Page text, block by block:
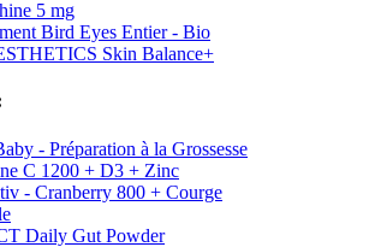
5 mg
Bird Eyes Entier - Bio
Skin Balance+
- Préparation à la Grossesse
C 1200 + D3 + Zinc
- Cranberry 800 + Courge
Daily Gut Powder